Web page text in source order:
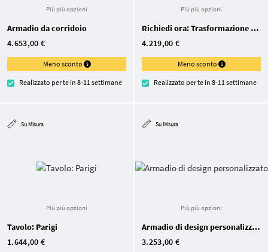
Più più opzioni
Armadio da corridoio
4.653,00 €
Meno sconto
Realizzato per te in 8-11 settimane
Più più opzioni
Richiedi ora: Trasformazione del letto
4.219,00 €
Meno sconto
Realizzato per te in 8-11 settimane
Su Misura
Più più opzioni
Tavolo: Parigi
1.644,00 €
Su Misura
Più più opzioni
Armadio di design personalizzato
3.253,00 €